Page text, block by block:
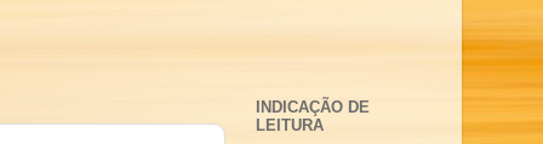
INDICAÇÃO DE
LEITURA